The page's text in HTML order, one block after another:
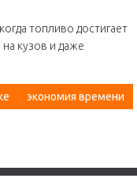
топливо достигает
кузов и даже
экономия времени